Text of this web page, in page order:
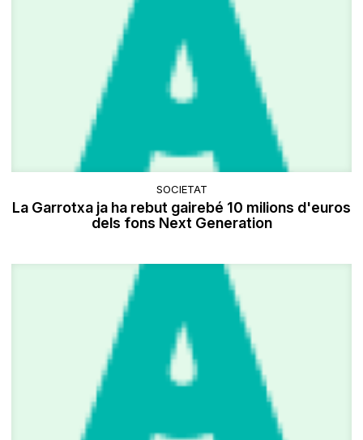
SOCIETAT
​La Garrotxa ja ha rebut gairebé 10 milions d'euros
dels fons Next Generation